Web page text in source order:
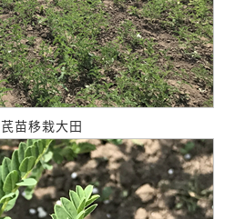
苗移栽大田